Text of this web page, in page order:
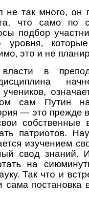
не так много, он
что само по
подбор
уровня,
это и не
в
учеников,
сам Путин на
— это прежде
собственные
патриотов.
изучением
свод знаний.
на
Так что и
сама постановка